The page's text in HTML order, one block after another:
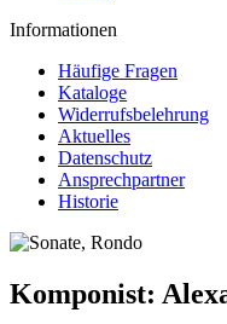
Informationen
Häufige Fragen
Kataloge
Widerrufsbelehrung
Aktuelles
Datenschutz
Ansprechpartner
Historie
Komponist: